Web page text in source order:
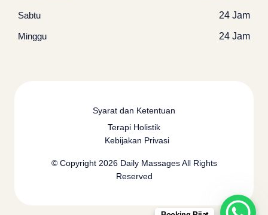
Sabtu 24 Jam
Minggu 24 Jam
© Copyright 2026Daily MassagesAll Rights
Reserved
Syarat dan Ketentuan
Terapi Holistik
Kebijakan Privasi